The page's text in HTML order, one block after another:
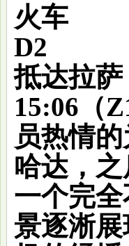
火车
D2
抵达拉萨
15:06（
员热情
哈达，
一个完
景逐淅